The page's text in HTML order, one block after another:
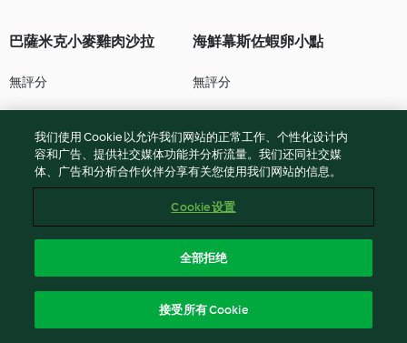
巴薩米克小麥雞肉沙拉
無評分
海鮮幕斯佐蝦卵小點
無評分
鹽之花巧克力
我们使用 Cookie 以允许我们网站的正常工作、个性化设计内
容和广告、提供社交媒体功能并分析流量。我们还同社交媒
体、广告和分析合作伙伴分享有关您使用我们网站的信息。
Cookie 设置
全部拒绝
接受所有 Cookie